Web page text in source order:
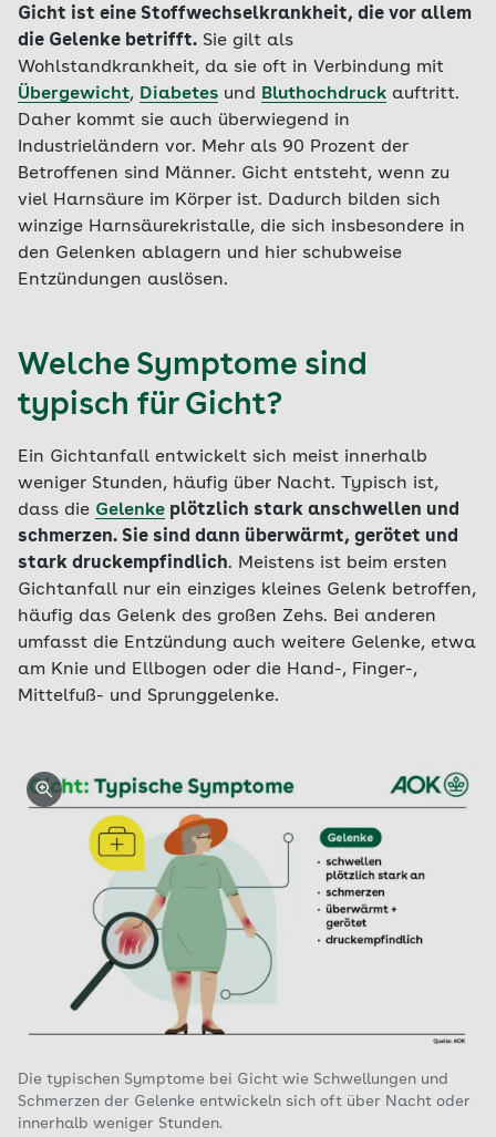
Gicht ist eine Stoffwechselkrankheit, die vor allem
die Gelenke betrifft. Sie gilt als
Wohlstandkrankheit, da sie oft in Verbindung mit
Übergewicht, Diabetes und Bluthochdruck auftritt.
Daher kommt sie auch überwiegend in
Industrieländern vor. Mehr als 90 Prozent der
Betroffenen sind Männer. Gicht entsteht, wenn zu
viel Harnsäure im Körper ist. Dadurch bilden sich
winzige Harnsäurekristalle, die sich insbesondere in
den Gelenken ablagern und hier schubweise
Entzündungen auslösen.
Welche Symptome sind
typisch für Gicht?
Ein Gichtanfall entwickelt sich meist innerhalb
weniger Stunden, häufig über Nacht. Typisch ist,
dass die Gelenke plötzlich stark anschwellen und
schmerzen. Sie sind dann überwärmt, gerötet und
stark druckempfindlich. Meistens ist beim ersten
Gichtanfall nur ein einziges kleines Gelenk betroffen,
häufig das Gelenk des großen Zehs. Bei anderen
umfasst die Entzündung auch weitere Gelenke, etwa
am Knie und Ellbogen oder die Hand-, Finger-,
Mittelfuß- und Sprunggelenke.
Die typischen Symptome bei Gicht wie Schwellungen und
Schmerzen der Gelenke entwickeln sich oft über Nacht oder
innerhalb weniger Stunden.